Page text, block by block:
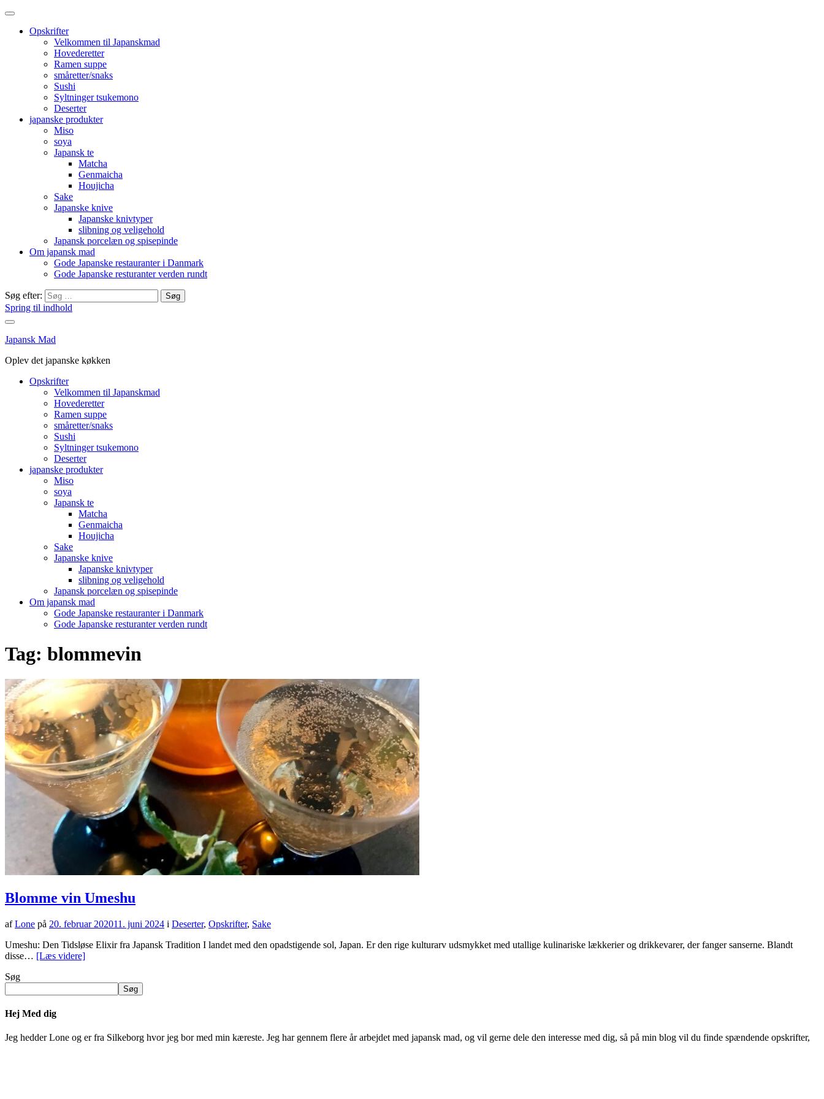
Opskrifter
Velkommen til Japanskmad
Hovederetter
Ramen suppe
småretter/snaks
Sushi
Syltninger tsukemono
Deserter
japanske produkter
Miso
soya
Japansk te
Matcha
Genmaicha
Houjicha
Sake
Japanske knive
Japanske knivtyper
slibning og veligehold
Japansk porcelæn og spisepinde
Om japansk mad
Gode Japanske restauranter i Danmark
Gode Japanske resturanter verden rundt
Søg efter:
Spring til indhold
Japansk Mad
Oplev det japanske køkken
Opskrifter
Velkommen til Japanskmad
Hovederetter
Ramen suppe
småretter/snaks
Sushi
Syltninger tsukemono
Deserter
japanske produkter
Miso
soya
Japansk te
Matcha
Genmaicha
Houjicha
Sake
Japanske knive
Japanske knivtyper
slibning og veligehold
Japansk porcelæn og spisepinde
Om japansk mad
Gode Japanske restauranter i Danmark
Gode Japanske resturanter verden rundt
Tag: blommevin
Blomme vin Umeshu
afLone på 20. februar 202011. juni 2024 i Deserter, Opskrifter, Sake
Umeshu: Den Tidsløse Elixir fra Japansk Tradition I landet med den opadstigende sol, Japan. Er den rige kulturarv udsmykket med utallige kulinariske lækkerier og drikkevarer, der fanger sanserne. Blandt
disse… [Læs videre]
Søg
Søg
Hej Med dig
Jeg hedder Lone og er fra Silkeborg hvor jeg bor med min kæreste. Jeg har gennem flere år arbejdet med japansk mad, og vil gerne dele den interesse med dig, så på min blog vil du finde spændende opskrifter,